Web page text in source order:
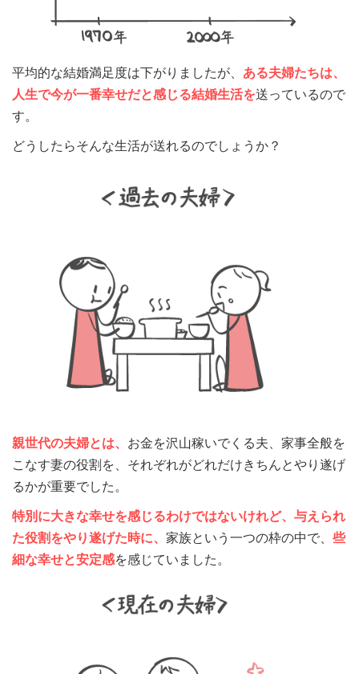
平均的な結婚満足度は下がりましたが、 ある夫婦たちは、
人生で今が一番幸せだと感じる結婚生活を送っているので
す。
どうしたらそんな生活が送れるのでしょうか？
親世代の夫婦とは、 お金を沢山稼いでくる夫、家事全般を
こなす妻の役割を、それぞれがどれだけきちんとやり遂げ
るかが重要でした。
特別に大きな幸せを感じるわけではないけれど、与えられ
た役割をやり遂げた時に、 家族という一つの枠の中で、 些
細な幸せと安定感を感じていました。